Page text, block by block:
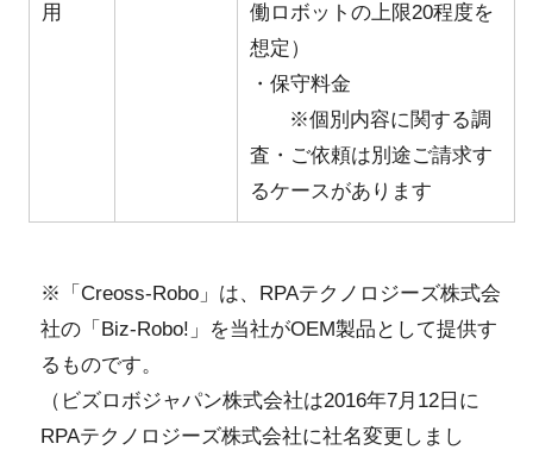
用
働ロボットの上限20程度を
想定）
・保守料金
※個別内容に関する調
査・ご依頼は別途ご請求す
るケースがあります
※「Creoss-Robo」は、RPAテクノロジーズ株式会
社の「Biz-Robo!」を当社がOEM製品として提供す
るものです。
（ビズロボジャパン株式会社は2016年7月12日に
RPAテクノロジーズ株式会社に社名変更しまし